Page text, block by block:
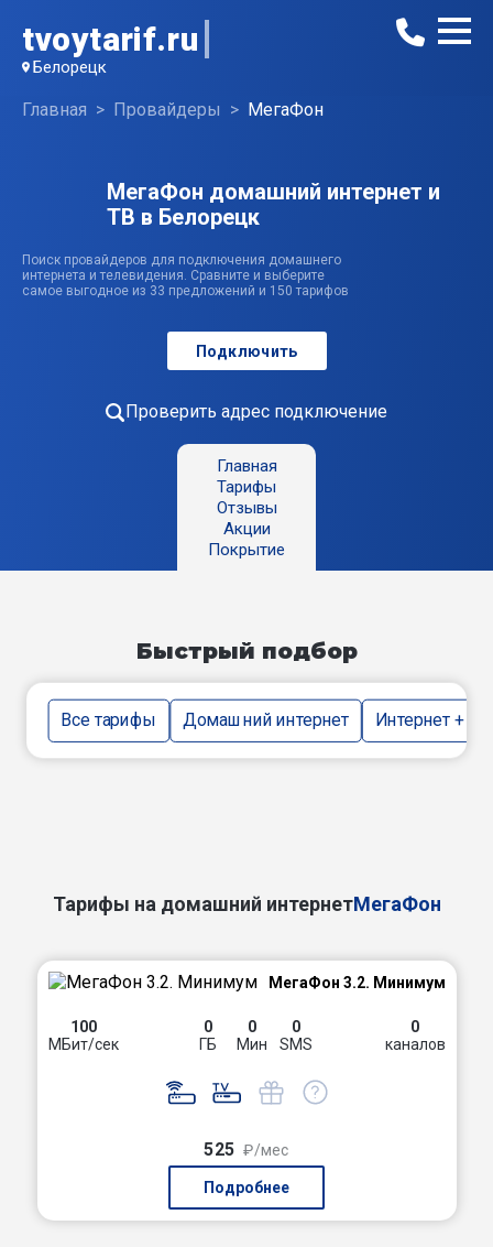
tvoytarif.ru
Белорецк
Главная Провайдеры МегаФон
МегаФон домашний интернет и
ТВ в Белорецк
Поиск провайдеров для подключения домашнего
интернета и телевидения. Сравните и выберите
самое выгодное из 33 предложений и 150 тарифов
Подключить
Проверить адрес подключение
Главная
Тарифы
Отзывы
Акции
Покрытие
Быстрый подбор
Все тарифы Домашний интернет Интернет + тв
Тарифы на домашний интернетМегаФон
МегаФон 3.2. Минимум
100
МБит/сек
0
ГБ
0
Мин
0
SMS
0
каналов
525 ₽/мес
Подробнее